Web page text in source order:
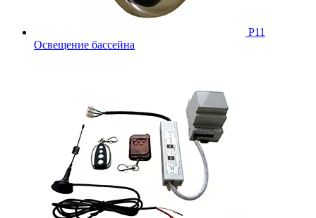
Р11
Освещение бассейна